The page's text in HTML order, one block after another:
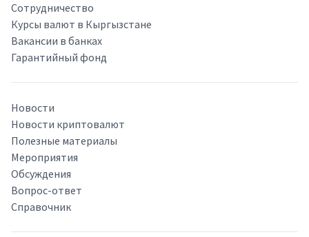
Сотрудничество
Курсы валют в Кыргызстане
Вакансии в банках
Гарантийный фонд
Новости
Новости криптовалют
Полезные материалы
Мероприятия
Обсуждения
Вопрос-ответ
Справочник